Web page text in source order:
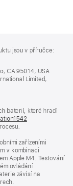
jsou v příručce:
CA 95014, USA
Limited,
baterií, které hradí
(otevře
okně)
zařízeními
v kombinaci
Apple M4. Testování
ovládání
závisí na